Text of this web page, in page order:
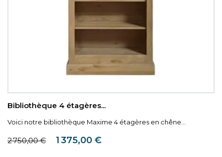
Bibliothèque 4 étagères...
Voici notre bibliothèque Maxime 4 étagères en chêne...
Prix de base
2 750,00 € Prix
1 375,00 €